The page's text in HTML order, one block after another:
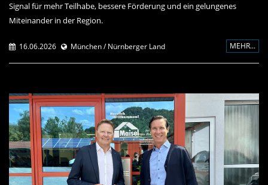
Signal für mehr Teilhabe, bessere Förderung und ein gelungenes
Miteinander in der Region.
16.06.2026 München / Nürnberger Land MEHR...